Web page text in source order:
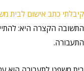
קיבלתי כתב אישום לבית
התשובה הקצרה היא:
התעבורה.